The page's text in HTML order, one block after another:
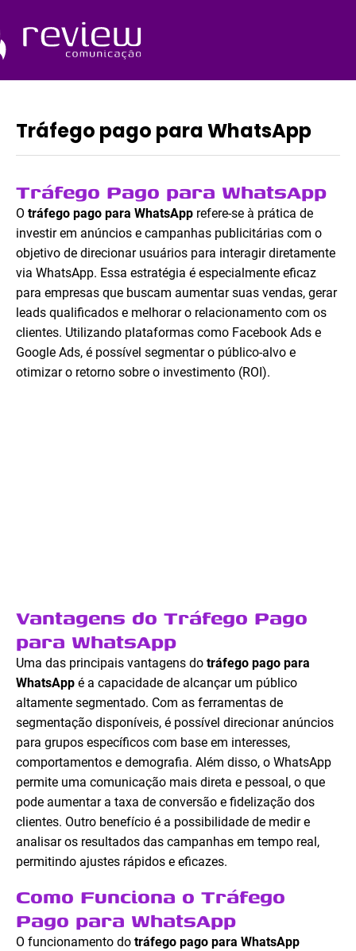
o
conteúdo
Tráfego pago para WhatsApp
Tráfego Pago para WhatsApp
O tráfego pago para WhatsApp refere-se à prática de
investir em anúncios e campanhas publicitárias com o
objetivo de direcionar usuários para interagir diretamente
via WhatsApp. Essa estratégia é especialmente eficaz
para empresas que buscam aumentar suas vendas, gerar
leads qualificados e melhorar o relacionamento com os
clientes. Utilizando plataformas como Facebook Ads e
Google Ads, é possível segmentar o público-alvo e
otimizar o retorno sobre o investimento (ROI).
Vantagens do Tráfego Pago
para WhatsApp
Uma das principais vantagens do tráfego pago para
WhatsApp é a capacidade de alcançar um público
altamente segmentado. Com as ferramentas de
segmentação disponíveis, é possível direcionar anúncios
para grupos específicos com base em interesses,
comportamentos e demografia. Além disso, o WhatsApp
permite uma comunicação mais direta e pessoal, o que
pode aumentar a taxa de conversão e fidelização dos
clientes. Outro benefício é a possibilidade de medir e
analisar os resultados das campanhas em tempo real,
permitindo ajustes rápidos e eficazes.
Como Funciona o Tráfego
Pago para WhatsApp
O funcionamento do tráfego pago para WhatsApp